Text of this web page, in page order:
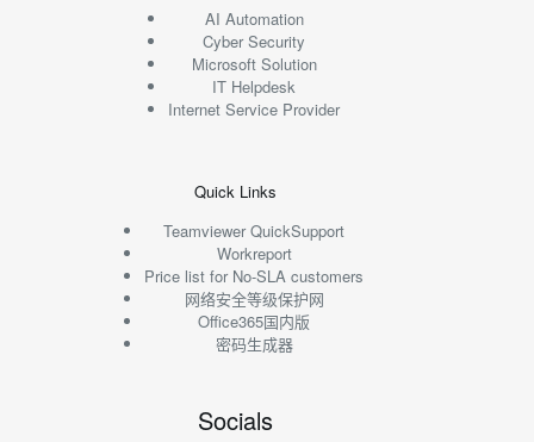
AI Automation
Cyber Security
Microsoft Solution
IT Helpdesk
Internet Service Provider
Quick Links
Teamviewer QuickSupport
Workreport
Price list for No-SLA customers
网络安全等级保护网
Office365国内版
密码生成器
Socials